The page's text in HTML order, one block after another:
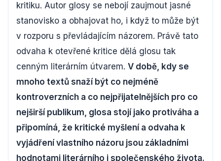
kritiku. Autor glosy se nebojí zaujmout jasné
stanovisko a obhajovat ho, i když to může být
v rozporu s převládajícím názorem. Právě tato
odvaha k otevřené kritice dělá glosu tak
cenným literárním útvarem. V době, kdy se
mnoho textů snaží být co nejméně
kontroverzních a co nejpřijatelnějších pro co
nejširší publikum, glosa stojí jako protiváha a
připomíná, že kritické myšlení a odvaha k
vyjádření vlastního názoru jsou základními
hodnotami literárního i společenského života.